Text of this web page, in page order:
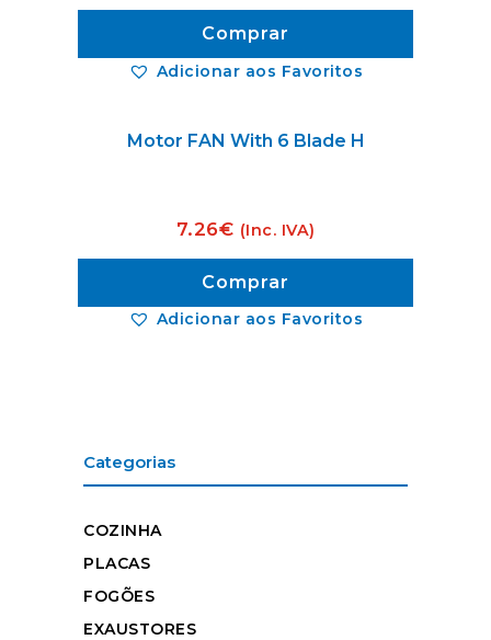
Adicionar aos Favoritos
Comprar
Adicionar aos Favoritos
Motor FAN With 6 Blade H
7.26€ (Inc. IVA)
Comprar
Categorias
COZINHA
PLACAS
FOGÕES
EXAUSTORES